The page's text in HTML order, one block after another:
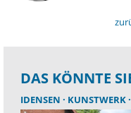
DAS KÖNNTE
IDENSEN KUNSTWERK